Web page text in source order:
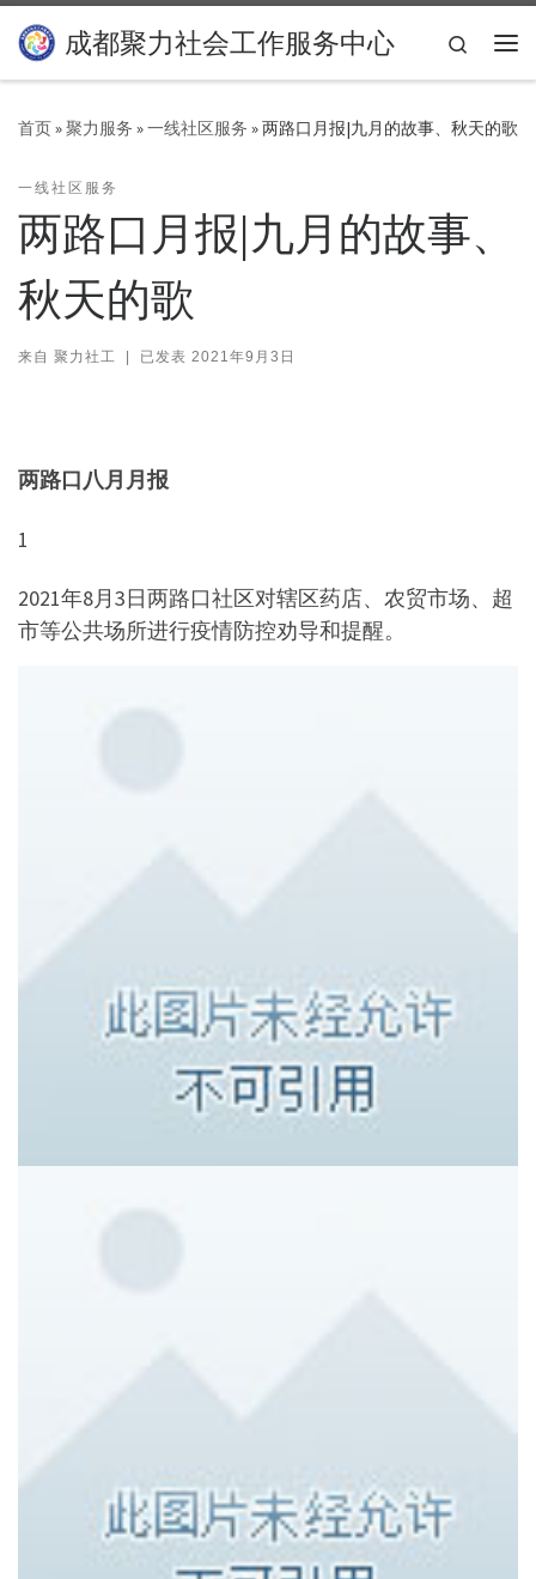
Skip to content
成都聚力社会工作服务中心
Search
首页»聚力服务 »一线社区服务 »两路口月报|九月的故事、秋天的歌
一线社区服务
两路口月报|九月的故事、
秋天的歌
来自 聚力社工 | 已发表 2021年9月3日
两路口八月月报
1
2021年8月3日两路口社区对辖区药店、农贸市场、超
市等公共场所进行疫情防控劝导和提醒。